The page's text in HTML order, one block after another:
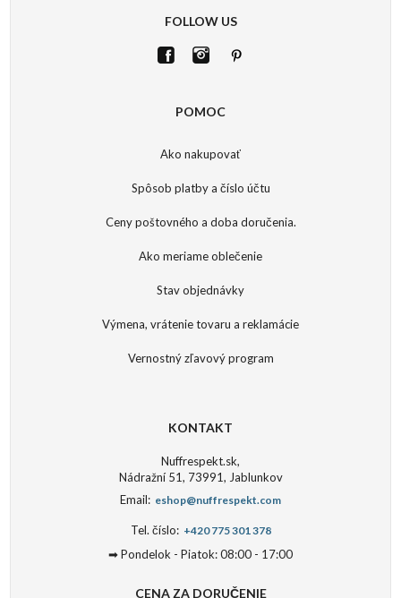
FOLLOW US
POMOC
Ako nakupovať
Spôsob platby a číslo účtu
Ceny poštovného a doba doručenia.
Ako meriame oblečenie
Stav objednávky
Výmena, vrátenie tovaru a reklamácie
Vernostný zľavový program
KONTAKT
Nuffrespekt.sk,
Nádražní 51, 73991, Jablunkov
Email: eshop@nuffrespekt.com
Tel. číslo: +420 775 301 378
➡ Pondelok - Piatok: 08:00 - 17:00
CENA ZA DORUČENIE